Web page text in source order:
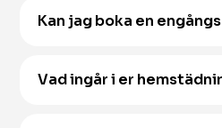
Kan jag boka en
Vad ingår i er